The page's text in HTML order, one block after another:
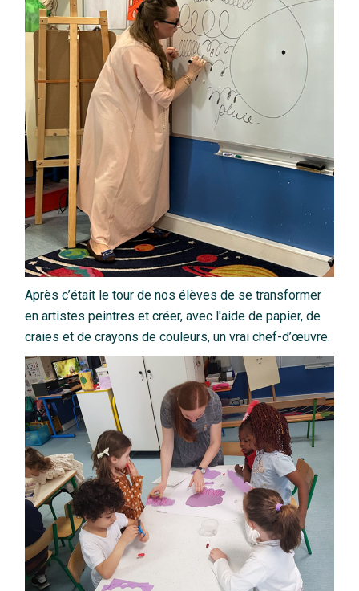
Après c’était le tour de nos élèves de se transformer
en artistes peintres et créer, avec l'aide de papier, de
craies et de crayons de couleurs, un vrai chef-d’œuvre.